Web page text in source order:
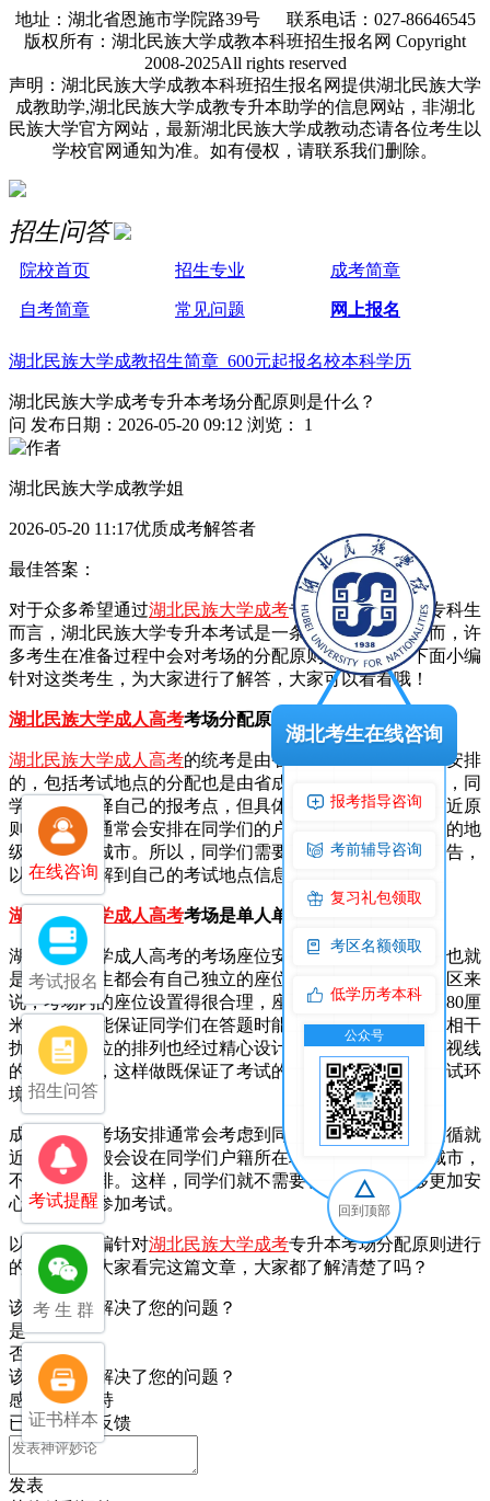
地址：湖北省恩施市学院路39号 联系电话：027-86646545
版权所有：湖北民族大学成教本科班招生报名网 Copyright
2008-2025All rights reserved
声明：湖北民族大学成教本科班招生报名网提供湖北民族大学
成教助学,湖北民族大学成教专升本助学的信息网站，非湖北
民族大学官方网站，最新湖北民族大学成教动态请各位考生以
学校官网通知为准。如有侵权，请联系我们删除。
在线咨询
考试报名
招生问答
考试提醒
考 生 群
证书样本
湖北考生在线咨询
报考指导咨询
考前辅导咨询
复习礼包领取
考区名额领取
低学历考本科
公众号 交
回到顶部
招生问答
院校首页 招生专业 成考简章
自考简章 常见问题 网上报名
湖北民族大学成教招生简章 600元起报名校本科学历
湖北民族大学成考专升本考场分配原则是什么？
问 发布日期：2026-05-20 09:12 浏览： 1
湖北民族大学成教学姐
2026-05-20 11:17优质成考解答者
最佳答案：
对于众多希望通过湖北民族大学成考专升本提升学历的专科生
而言，湖北民族大学专升本考试是一条重要的途径。然而，许
多考生在准备过程中会对考场的分配原则产生疑问，下面小编
针对这类考生，为大家进行了解答，大家可以看看哦！
湖北民族大学成人高考考场分配原则是什么？
湖北民族大学成人高考的统考是由省成招办来统一组织和安排
的，包括考试地点的分配也是由省成招办负责。在报名时，同
学们可以选择自己的报考点，但具体的考试地点会遵循就近原
则来确定，通常会安排在同学们的户籍所在地，或是附近的地
级市、省会城市。所以，同学们需要多留意官方发布的公告，
以便及时了解到自己的考试地点信息。
湖北民族大学成人高考考场是单人单座吗？
湖北民族大学成人高考的考场座位安排，是单人单座的，也就
是说每位考生都会有自己独立的座位。拿湖北民族大学考区来
说，考场内的座位设置得很合理，座位之间的距离至少有80厘
米，这样既能保证同学们在答题时能够专心，又能避免互相干
扰。而且座位的排列也经过精心设计，减少了与监考老师视线
的直接交汇，这样做既保证了考试的公平性，也提升了考试环
境的透明度。
成人高考的考场安排通常会考虑到同学们的实际情况，遵循就
近原则，一般会设在同学们户籍所在地的地级市或省会城市，
不会跨省安排。这样，同学们就不需要长途跋涉，能够更加安
心地准备和参加考试。
以上就是小编针对湖北民族大学成考专升本考场分配原则进行
的解答了，大家看完这篇文章，大家都了解清楚了吗？
该回答是否解决了您的问题？
是
否
该回答是否解决了您的问题？
感谢您的支持
已收到您的反馈
发表